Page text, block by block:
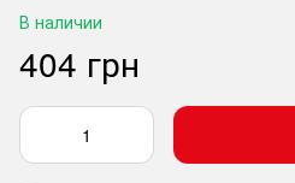
В наличии
404 грн